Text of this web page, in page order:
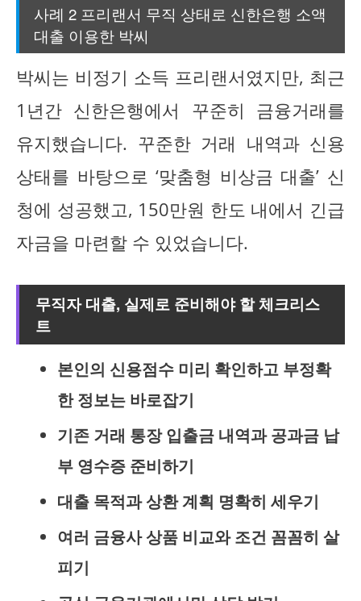
사례 2 프리랜서 무직 상태로 신한은행 소액
대출 이용한 박씨
박씨는 비정기 소득 프리랜서였지만, 최근
1년간 신한은행에서 꾸준히 금융거래를
유지했습니다. 꾸준한 거래 내역과 신용
상태를 바탕으로 ‘맞춤형 비상금 대출’ 신
청에 성공했고, 150만원 한도 내에서 긴급
자금을 마련할 수 있었습니다.
무직자 대출, 실제로 준비해야 할 체크리스
트
본인의 신용점수 미리 확인하고 부정확
한 정보는 바로잡기
기존 거래 통장 입출금 내역과 공과금 납
부 영수증 준비하기
대출 목적과 상환 계획 명확히 세우기
여러 금융사 상품 비교와 조건 꼼꼼히 살
피기